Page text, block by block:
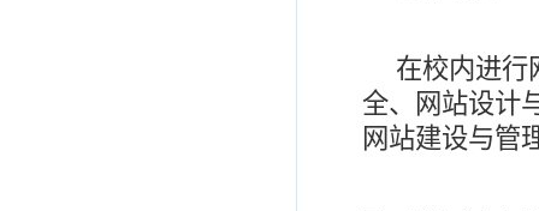
在校内进行
全、网站设计
网站建设与管